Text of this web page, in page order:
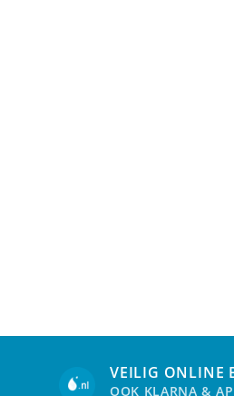
VEILIG ONLINE
OOK KLARNA &